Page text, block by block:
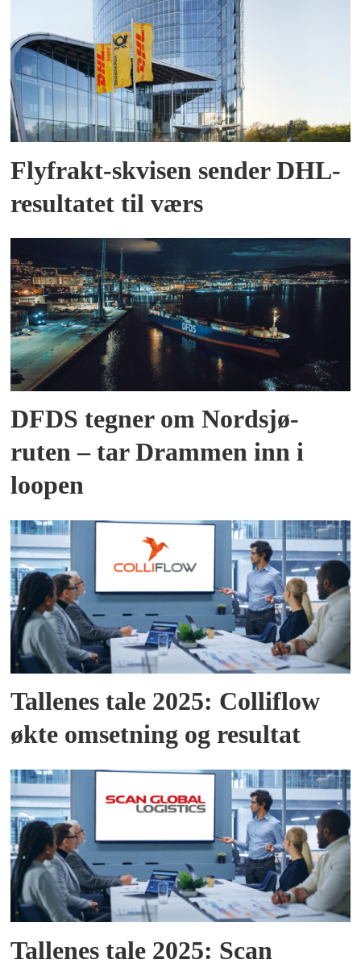
utdatert.
Flyfrakt-skvisen sender DHL-
resultatet til værs
DFDS tegner om Nordsjø-
ruten – tar Drammen inn i
loopen
Tallenes tale 2025: Colliflow
økte omsetning og resultat
Tallenes tale 2025: Scan